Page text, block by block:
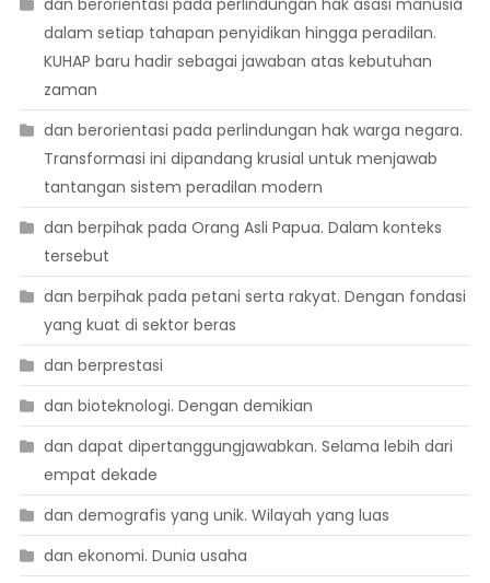
dalam setiap tahapan penyidikan hingga peradilan.
KUHAP baru hadir sebagai jawaban atas kebutuhan
zaman
dan berorientasi pada perlindungan hak warga negara.
Transformasi ini dipandang krusial untuk menjawab
tantangan sistem peradilan modern
dan berpihak pada Orang Asli Papua. Dalam konteks
tersebut
dan berpihak pada petani serta rakyat. Dengan fondasi
yang kuat di sektor beras
dan berprestasi
dan bioteknologi. Dengan demikian
dan dapat dipertanggungjawabkan. Selama lebih dari
empat dekade
dan demografis yang unik. Wilayah yang luas
dan ekonomi. Dunia usaha